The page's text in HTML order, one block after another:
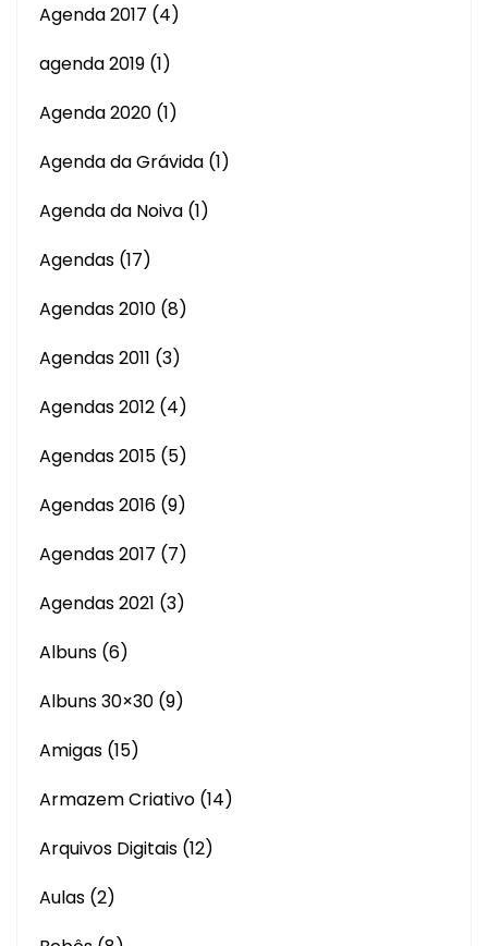
Agenda 2017 (4)
agenda 2019 (1)
Agenda 2020 (1)
Agenda da Grávida (1)
Agenda da Noiva (1)
Agendas (17)
Agendas 2010 (8)
Agendas 2011 (3)
Agendas 2012 (4)
Agendas 2015 (5)
Agendas 2016 (9)
Agendas 2017 (7)
Agendas 2021 (3)
Albuns (6)
Albuns 30×30 (9)
Amigas (15)
Armazem Criativo (14)
Arquivos Digitais (12)
Aulas (2)